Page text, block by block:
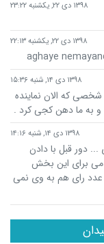
۱۳۹۸ دی ۲۲, یکشنبه ۲۳:۲۲
۱۳۹۸ دی ۲۲, یکشنبه ۲۲:۱۳
aghaye
۱۳۹۸ دی ۱۴, شنبه ۱۵:۳۶
که الان نماینده
به ما دهن کجی کرد .
۱۳۹۸ دی ۱۴, شنبه ۱۴:۱۶
دور قبل با دادن
برای این بخش
عدد رای هم به وی نمی